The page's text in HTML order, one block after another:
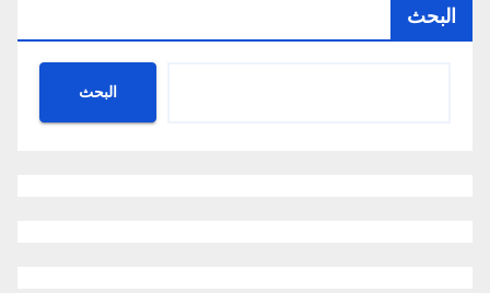
البحث
البحث